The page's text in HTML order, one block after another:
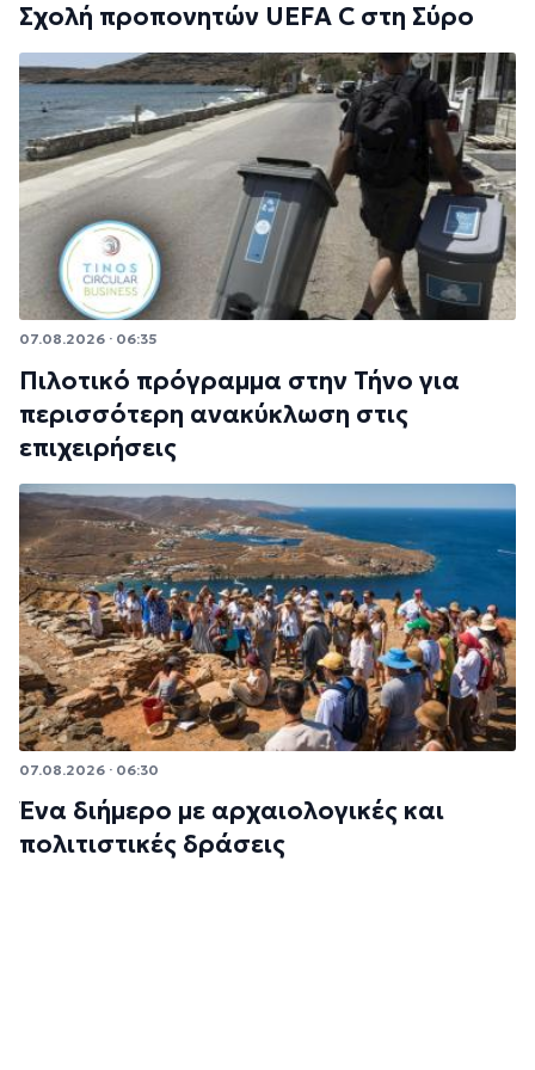
Σχολή προπονητών UEFA C στη Σύρο
07.08.2026 · 06:35
Πιλοτικό πρόγραμμα στην Τήνο για
περισσότερη ανακύκλωση στις
επιχειρήσεις
07.08.2026 · 06:30
Ένα διήμερο με αρχαιολογικές και
πολιτιστικές δράσεις